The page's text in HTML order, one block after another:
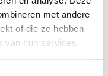
met andere
of die ze hebben
van hun services.